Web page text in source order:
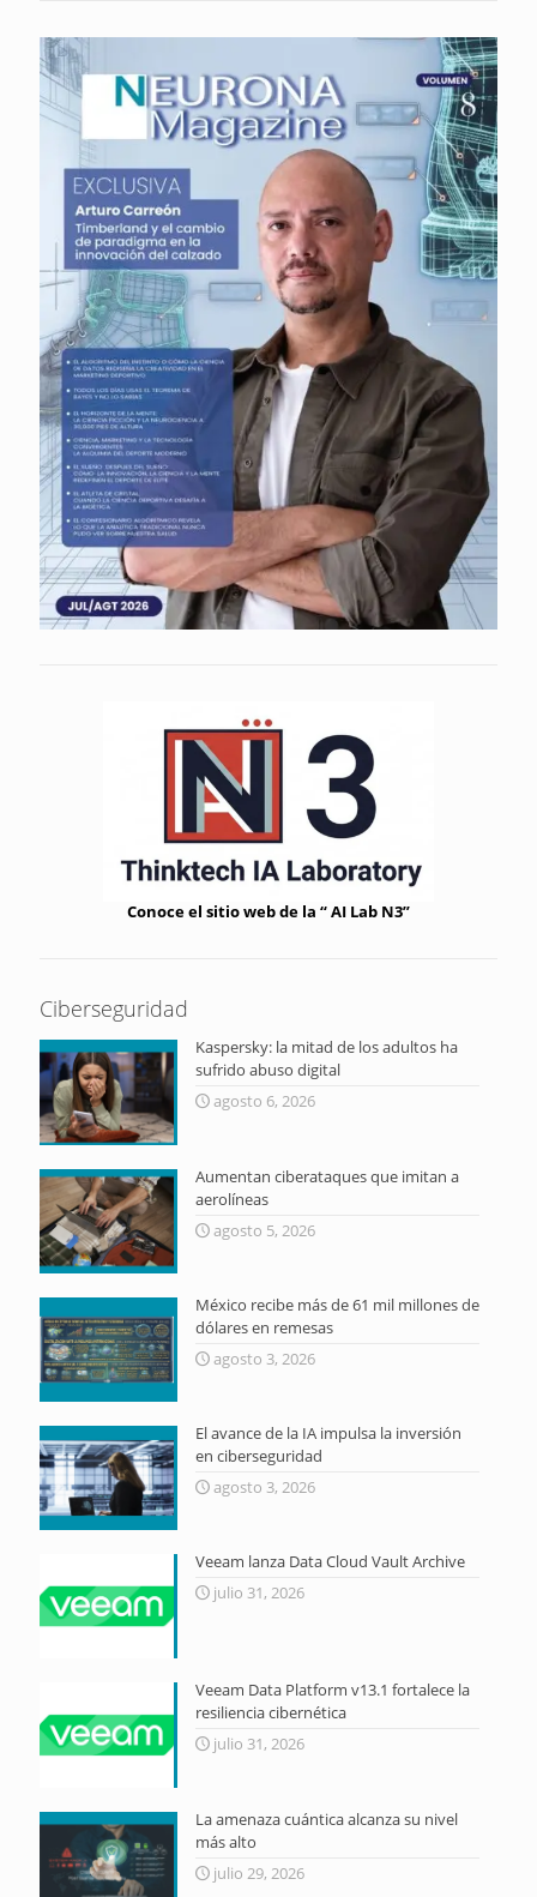
Conoce el sitio web de la “ AI Lab N3”
Ciberseguridad
Kaspersky: la mitad de los adultos ha
sufrido abuso digital
agosto 6, 2026
Aumentan ciberataques que imitan a
aerolíneas
agosto 5, 2026
México recibe más de 61 mil millones de
dólares en remesas
agosto 3, 2026
El avance de la IA impulsa la inversión
en ciberseguridad
agosto 3, 2026
Veeam lanza Data Cloud Vault Archive
julio 31, 2026
Veeam Data Platform v13.1 fortalece la
resiliencia cibernética
julio 31, 2026
La amenaza cuántica alcanza su nivel
más alto
julio 29, 2026